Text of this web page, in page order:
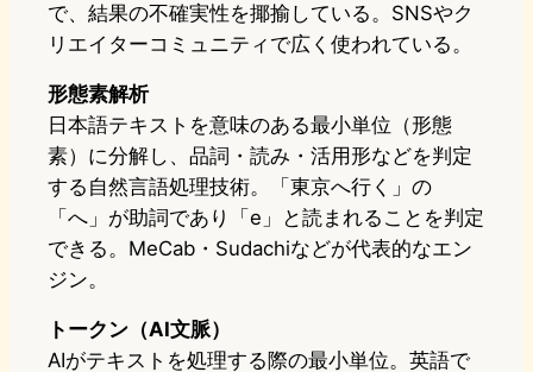
で、結果の不確実性を揶揄している。SNSやク
リエイターコミュニティで広く使われている。
形態素解析
日本語テキストを意味のある最小単位（形態
素）に分解し、品詞・読み・活用形などを判定
する自然言語処理技術。「東京へ行く」の
「へ」が助詞であり「e」と読まれることを判定
できる。MeCab・Sudachiなどが代表的なエン
ジン。
トークン（AI文脈）
AIがテキストを処理する際の最小単位。英語で